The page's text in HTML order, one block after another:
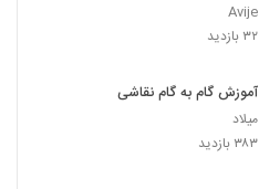
Avije
۳۲ بازدید
آموزش گام به گام نقاشی
میلاد
۳۸۳ بازدید